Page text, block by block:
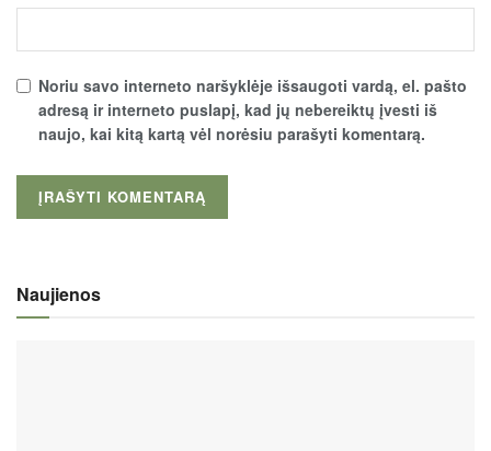
Noriu savo interneto naršyklėje išsaugoti vardą, el. pašto
adresą ir interneto puslapį, kad jų nebereiktų įvesti iš
naujo, kai kitą kartą vėl norėsiu parašyti komentarą.
Naujienos